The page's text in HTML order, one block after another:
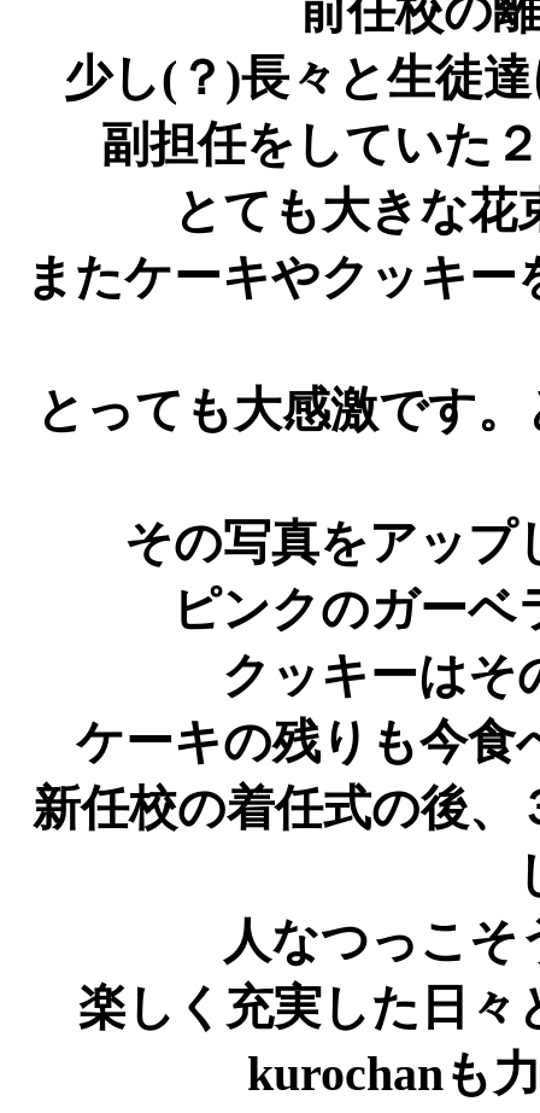
前任校の
少し(？)長々と生徒
副担任をしていた
とても大きな
またケーキやクッキ
とっても大感激です
その写真をアップ
ピンクのガーベ
クッキーはそ
ケーキの残りも今食
新任校の着任式の後
人なつっこそ
楽しく充実した日々
kurochanも